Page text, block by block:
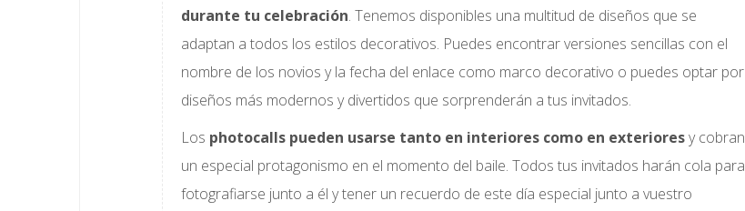
durante tu celebración. Tenemos disponibles una multitud de diseños que se
adaptan a todos los estilos decorativos. Puedes encontrar versiones sencillas con el
nombre de los novios y la fecha del enlace como marco decorativo o puedes optar por
diseños más modernos y divertidos que sorprenderán a tus invitados.
Los photocalls pueden usarse tanto en interiores como en exterioresy cobran
un especial protagonismo en el momento del baile. Todos tus invitados harán cola para
fotografiarse junto a él y tener un recuerdo de este día especial junto a vuestro